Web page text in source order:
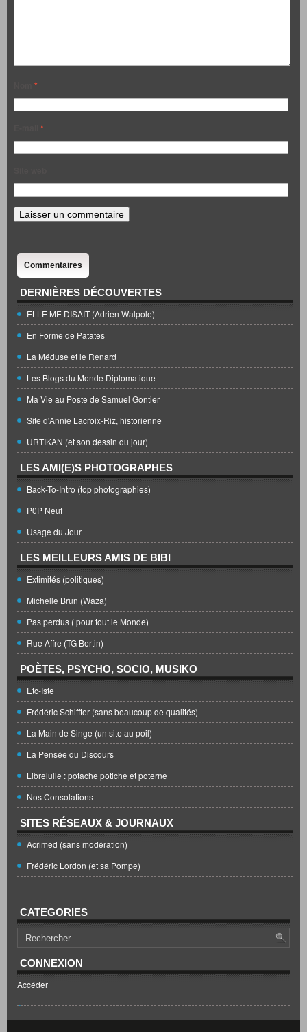
*
*
Commentaires
DERNIÈRES DÉCOUVERTES
ELLE ME DISAIT (Adrien Walpole)
En Forme de Patates
La Méduse et le Renard
Les Blogs du Monde Diplomatique
Ma Vie au Poste de Samuel Gontier
Site d'Annie Lacroix-Riz, historienne
URTIKAN (et son dessin du jour)
LES AMI(E)S PHOTOGRAPHES
Back-To-Intro (top photographies)
P0P Neuf
Usage du Jour
LES MEILLEURS AMIS DE BIBI
Extimités (politiques)
Michelle Brun (Waza)
Pas perdus ( pour tout le Monde)
Rue Affre (TG Bertin)
POÈTES, PSYCHO, SOCIO, MUSIKO
Etc-Iste
Frédéric Schiffter (sans beaucoup de qualités)
La Main de Singe (un site au poil)
La Pensée du Discours
Librelulle : potache potiche et poterne
Nos Consolations
SITES RÉSEAUX & JOURNAUX
Acrimed (sans modération)
Frédéric Lordon (et sa Pompe)
CATEGORIES
CONNEXION
Accéder